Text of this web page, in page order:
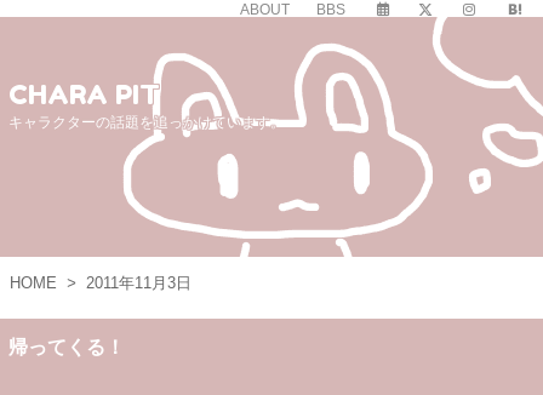
ABOUT BBS
CHARA PIT
キャラクターの話題を追っかけています。
HOME > 2011年11月3日
帰ってくる！